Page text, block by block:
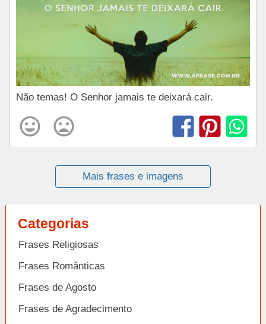
Não temas! O Senhor jamais te deixará cair.
Mais frases e imagens
Categorias
Frases Religiosas
Frases Românticas
Frases de Agosto
Frases de Agradecimento